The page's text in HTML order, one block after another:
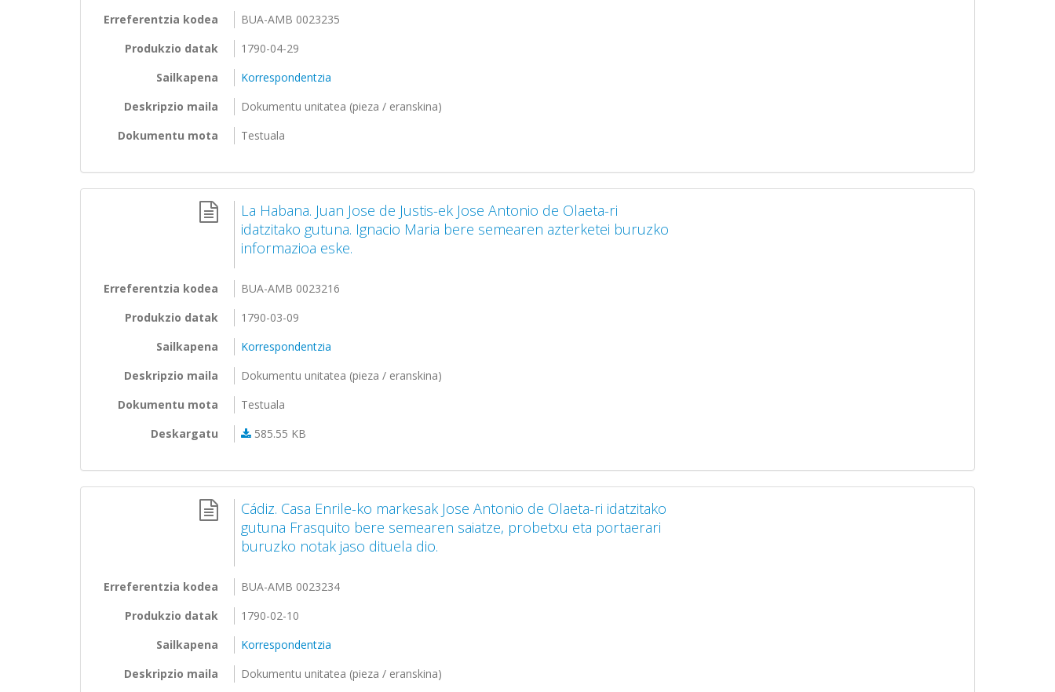
Erreferentzia kodea
BUA-AMB 0023235
Produkzio datak
1790-04-29
Sailkapena
Korrespondentzia
Deskripzio maila
Dokumentu unitatea (pieza / eranskina)
Dokumentu mota
Testuala
La Habana. Juan Jose de Justis-ek Jose Antonio de Olaeta-ri
idatzitako gutuna. Ignacio Maria bere semearen azterketei buruzko
informazioa eske.
Erreferentzia kodea
BUA-AMB 0023216
Produkzio datak
1790-03-09
Sailkapena
Korrespondentzia
Deskripzio maila
Dokumentu unitatea (pieza / eranskina)
Dokumentu mota
Testuala
Deskargatu
585.55 KB
Cádiz. Casa Enrile-ko markesak Jose Antonio de Olaeta-ri idatzitako
gutuna Frasquito bere semearen saiatze, probetxu eta portaerari
buruzko notak jaso dituela dio.
Erreferentzia kodea
BUA-AMB 0023234
Produkzio datak
1790-02-10
Sailkapena
Korrespondentzia
Deskripzio maila
Dokumentu unitatea (pieza / eranskina)